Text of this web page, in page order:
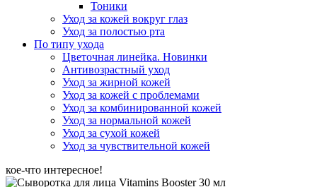
Тоники
Уход за кожей вокруг глаз
Уход за полостью рта
По типу ухода
Цветочная линейка. Новинки
Антивозрастный уход
Уход за жирной кожей
Уход за кожей с проблемами
Уход за комбинированной кожей
Уход за нормальной кожей
Уход за сухой кожей
Уход за чувствительной кожей
кое-что интересное!